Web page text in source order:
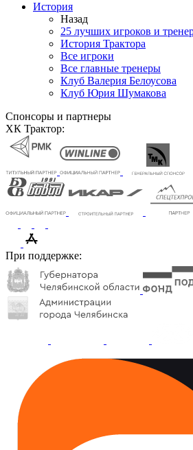
История
Назад
25 лучших игроков и
История Трактора
Все игроки
Все главные тренеры
Клуб Валерия Белоусова
Клуб Юрия Шумакова
Спонсоры и партнеры
ХК Трактор:
При поддержке: